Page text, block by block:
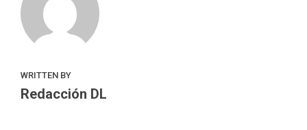
WRITTEN BY
Redacción DL